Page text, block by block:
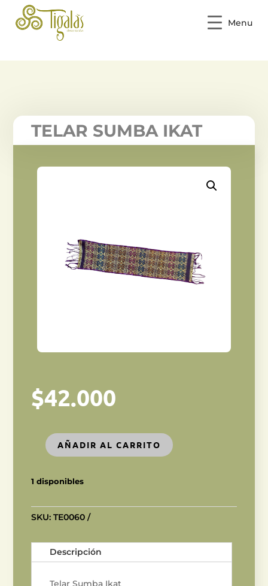
Menu
TELAR SUMBA IKAT
$42.000
TELAR
cantidad
AÑADIR AL CARRITO
1 disponibles
SKU:TE0060
Descripción
Telar Sumba Ikat